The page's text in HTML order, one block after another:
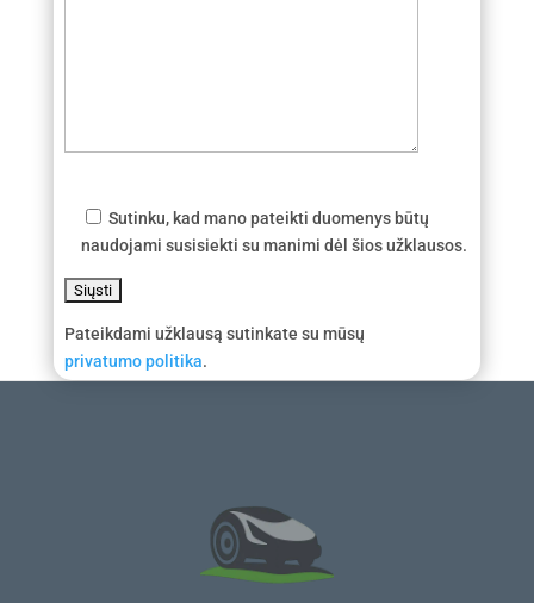
Sutinku, kad mano pateikti duomenys būtų
naudojami susisiekti su manimi dėl šios užklausos.
Pateikdami užklausą sutinkate su mūsų
privatumo politika.